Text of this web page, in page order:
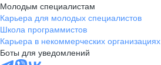
Молодым специалистам
Карьера для молодых специалистов
Школа программистов
Карьера в некоммерческих организациях
Боты для уведомлений